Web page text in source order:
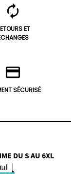
autorenew
ET
credit_card
SÉCURISÉ
DU S AU 6XL